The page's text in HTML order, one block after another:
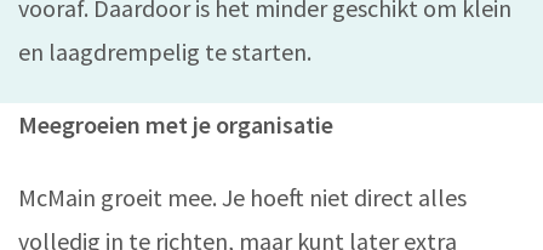
vooraf. Daardoor is het minder geschikt om klein
en laagdrempelig te starten.
Meegroeien met je organisatie
McMain groeit mee. Je hoeft niet direct alles
volledig in te richten, maar kunt later extra